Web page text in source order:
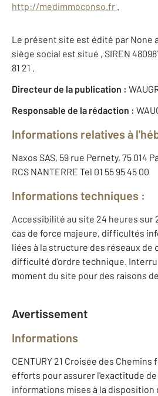
http://medimmoconso.fr .
Le présent site est édité par None
siège social est situé , SIREN
81 21 .
Directeur de la publication :
Responsable de la rédaction :
Informations relatives à
Naxos SAS, 59 rue Pernety, 75 014
RCS NANTERRE Tel 01 55 95 45 00
Informations techniques :
Accessibilité au site 24 heures sur
cas de force majeure, difficultés
liées à la structure des réseaux de
difficulté d'ordre technique.
moment du site pour des raisons
Avertissement
Informations
CENTURY 21 Croisée des
efforts pour assurer l'exactitude
informations mises à la